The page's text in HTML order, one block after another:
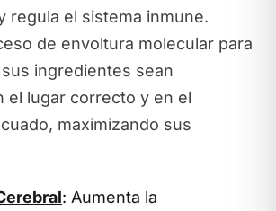
regula el sistema inmune.
de envoltura molecular para
ingredientes sean
el lugar correcto y en el
maximizando sus
: Aumenta la